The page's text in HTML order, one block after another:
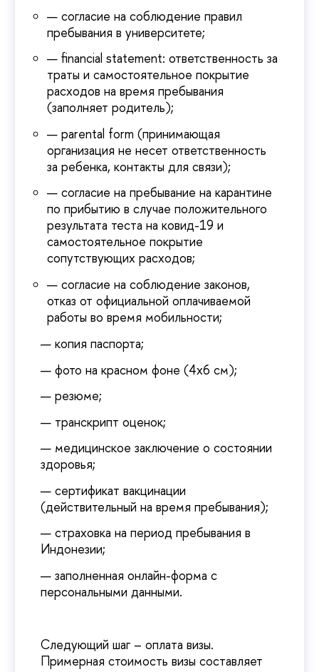
согласие на соблюдение правил
пребывания в университете;
financial statement: ответственность за
траты и самостоятельное покрытие
расходов на время пребывания
(заполняет родитель);
parental form (принимающая
организация не несет ответственность
за ребенка, контакты для связи);
согласие на пребывание на карантине
по прибытию в случае положительного
результата теста на ковид-19 и
самостоятельное покрытие
сопутствующих расходов;
согласие на соблюдение законов,
отказ от официальной оплачиваемой
работы во время мобильности;
копия паспорта;
фото на красном фоне (4х6 см);
резюме;
транскрипт оценок;
медицинское заключение о состоянии
здоровья;
сертификат вакцинации
(действительный на время пребывания);
страховка на период пребывания в
Индонезии;
заполненная онлайн-форма с
персональными данными.
Следующий шаг – оплата визы.
Примерная стоимость визы составляет